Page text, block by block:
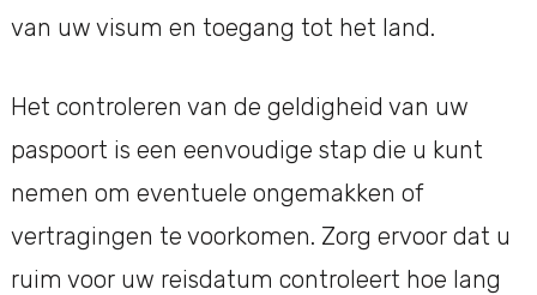
van uw visum en toegang tot het land.
Het controleren van de geldigheid van uw
paspoort is een eenvoudige stap die u kunt
nemen om eventuele ongemakken of
vertragingen te voorkomen. Zorg ervoor dat u
ruim voor uw reisdatum controleert hoe lang